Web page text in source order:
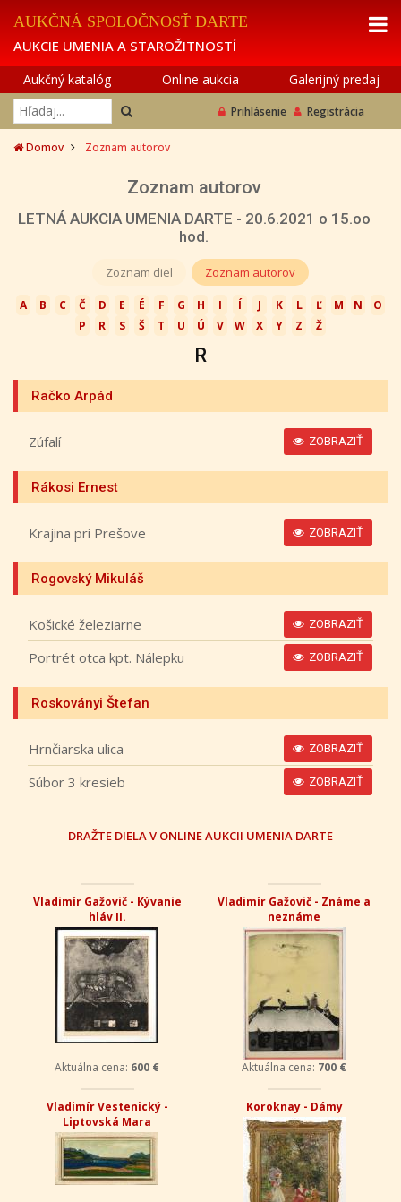
AUKČNÁ SPOLOČNOSŤ DARTE
AUKCIE UMENIA A STAROŽITNOSTÍ
Aukčný katalóg Online aukcia Galerijný predaj
Prihlásenie Registrácia
Domov Zoznam autorov
Zoznam autorov
LETNÁ AUKCIA UMENIA DARTE - 20.6.2021 o 15.oo
hod.
Zoznam diel Zoznam autorov
A B C Č D E É F G H I Í J K L Ľ M N
O
P
R S Š T U Ú V W X Y Z Ž
R
Račko Arpád
Zúfalí ZOBRAZIŤ
Rákosi Ernest
Krajina pri Prešove ZOBRAZIŤ
Rogovský Mikuláš
Košické železiarne ZOBRAZIŤ
Portrét otca kpt. Nálepku ZOBRAZIŤ
Roskoványi Štefan
Hrnčiarska ulica ZOBRAZIŤ
Súbor 3 kresieb ZOBRAZIŤ
DRAŽTE DIELA V ONLINE AUKCII UMENIA DARTE
Vladimír Gažovič - Kývanie
hláv II.
Aktuálna cena: 600 €
Vladimír Gažovič - Známe a
neznáme
Aktuálna cena: 700 €
Vladimír Vestenický -
Liptovská Mara
Koroknay - Dámy